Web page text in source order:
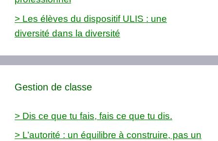
> Les élèves du dispositif ULIS : une
diversité dans la diversité
Gestion de classe
> Dis ce que tu fais, fais ce que tu dis.
> L’autorité : un équilibre à construire, pas un